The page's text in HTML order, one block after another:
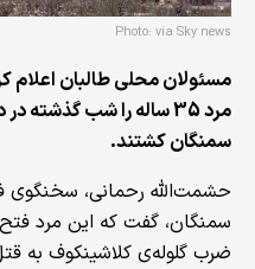
Photo: via Sky news
مسئولان محلی طالبان اعلام
مرد 35 ساله را شب
سمنگان کشتند.
حشمت‌الله رحمانی، سخنگوی
سمنگان، گفت که این مرد
ضرب گلوله‌ی کلاشینکوف به